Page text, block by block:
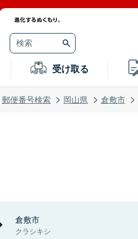
受け取る
郵便番号検索 岡山県 倉敷市
倉敷市
クラシキシ